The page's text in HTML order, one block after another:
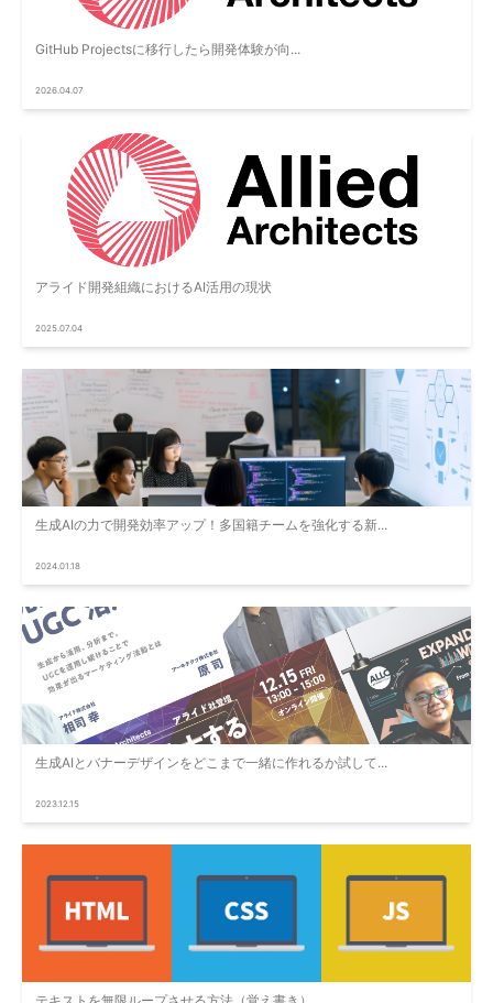
GitHub Projectsに移行したら開発体験が向...
2026.04.07
アライド開発組織におけるAI活用の現状
2025.07.04
生成AIの力で開発効率アップ！多国籍チームを強化する新...
2024.01.18
生成AIとバナーデザインをどこまで一緒に作れるか試して...
2023.12.15
テキストを無限ループさせる方法（覚え書き）